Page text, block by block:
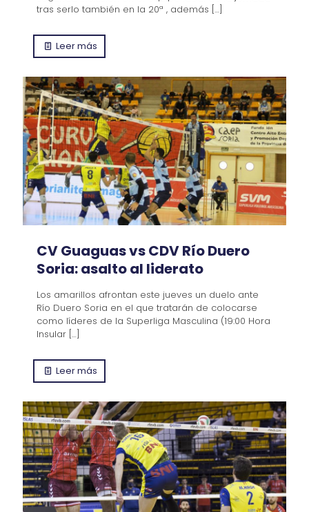
tras serlo también en la 20ª , además […]
Leer más
CV Guaguas vs CDV Río Duero
Soria: asalto al liderato
Los amarillos afrontan este jueves un duelo ante
Río Duero Soria en el que tratarán de colocarse
como líderes de la Superliga Masculina (19:00 Hora
Insular […]
Leer más